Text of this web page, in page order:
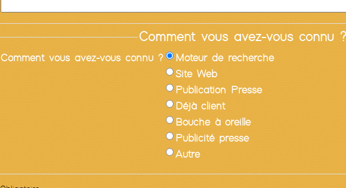
Comment vous avez-vous connu ?
Comment vous avez-vous connu ?
Moteur de recherche
Site Web
Publication Presse
Déjà client
Bouche à oreille
Publicité presse
Autre